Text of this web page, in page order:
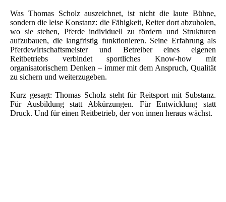
Was Thomas Scholz auszeichnet, ist nicht die laute Bühne,
sondern die leise Konstanz: die Fähigkeit, Reiter dort abzuholen,
wo sie stehen, Pferde individuell zu fördern und Strukturen
aufzubauen, die langfristig funktionieren. Seine Erfahrung als
Pferdewirtschaftsmeister und Betreiber eines eigenen
Reitbetriebs verbindet sportliches Know-how mit
organisatorischem Denken – immer mit dem Anspruch, Qualität
zu sichern und weiterzugeben.
Kurz gesagt: Thomas Scholz steht für Reitsport mit Substanz.
Für Ausbildung statt Abkürzungen. Für Entwicklung statt
Druck. Und für einen Reitbetrieb, der von innen heraus wächst.